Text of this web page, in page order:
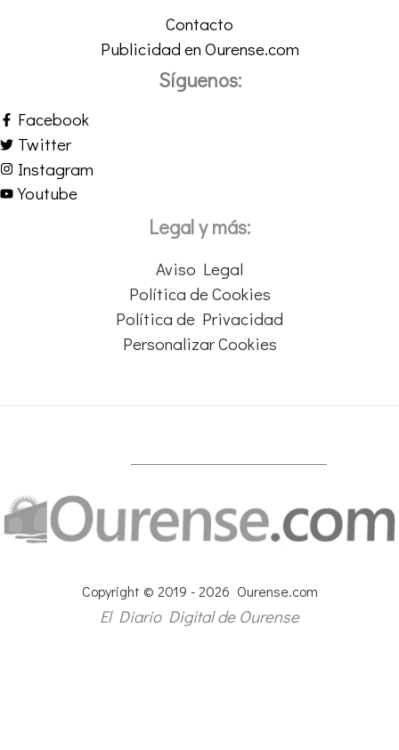
Contacto
Publicidad en Ourense.com
Síguenos:
Facebook
Twitter
Instagram
Youtube
Legal y más:
Aviso Legal
Política de Cookies
Política de Privacidad
Personalizar Cookies
Copyright © 2019 - 2026 Ourense.com
El Diario Digital de Ourense